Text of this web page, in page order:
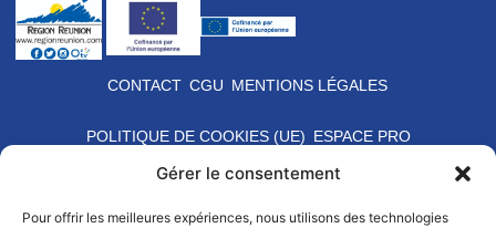
Gérer le consentement
Pour offrir les meilleures expériences, nous utilisons des technologies
CONTACT CGU MENTIONS LÉGALES
POLITIQUE DE COOKIES (UE) ESPACE PRO